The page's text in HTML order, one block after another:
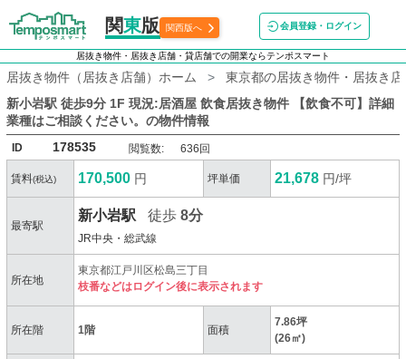
関東版 関西版へ 会員登録・ログイン
居抜き物件・居抜き店舗・貸店舗での開業ならテンポスマート
居抜き物件（居抜き店舗）ホーム
東京都の居抜き物件・居抜き
新小岩駅 徒歩9分 1F 現況:居酒屋 飲食居抜き物件 【飲食不可】詳細
業種はご相談ください。 の物件情報
ID 178535 閲覧数: 636回
賃料(税込) 170,500 円 坪単価 21,678 円/坪
最寄駅
新小岩駅 徒歩8分
JR中央・総武線
所在地
東京都江戸川区松島三丁目
枝番などはログイン後に表示されます
所在階 1階 面積
7.86坪
(26㎡)